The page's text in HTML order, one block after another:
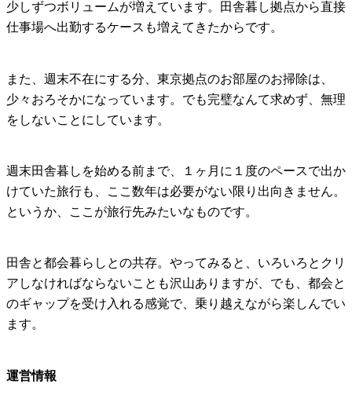
少しずつボリュームが増えています。田舎暮し拠点から直接
仕事場へ出勤するケースも増えてきたからです。
また、週末不在にする分、東京拠点のお部屋のお掃除は、
少々おろそかになっています。でも完璧なんて求めず、無理
をしないことにしています。
週末田舎暮しを始める前まで、１ヶ月に１度のペースで出か
けていた旅行も、ここ数年は必要がない限り出向きません。
というか、ここが旅行先みたいなものです。
田舎と都会暮らしとの共存。やってみると、いろいろとクリ
アしなければならないことも沢山ありますが、でも、都会と
のギャップを受け入れる感覚で、乗り越えながら楽しんでい
ます。
運営情報